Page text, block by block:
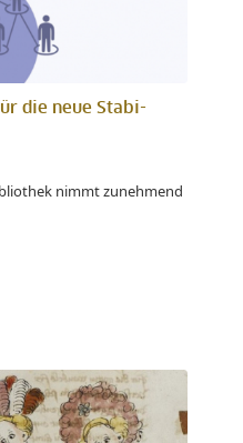
die neue Stabi-
nimmt zunehmend